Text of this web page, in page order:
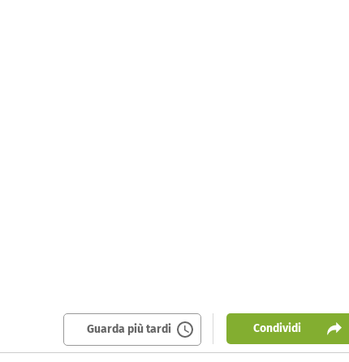
Guarda più tardi Condividi